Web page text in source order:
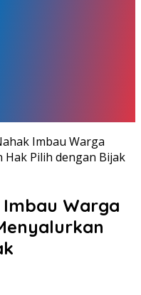
Imbau Warga
Pilih dengan Bijak
Warga